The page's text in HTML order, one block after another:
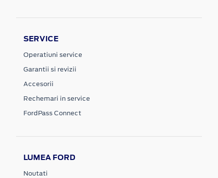
SERVICE
Operatiuni service
Garantii si revizii
Accesorii
Rechemari in service
FordPass Connect
LUMEA FORD
Noutati